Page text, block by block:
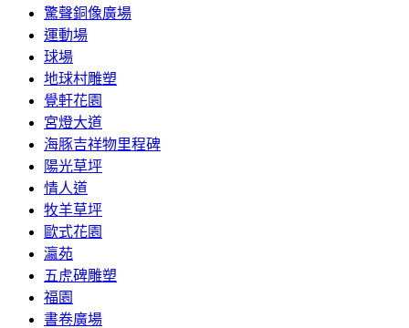
驚聲銅像廣場
運動場
球場
地球村雕塑
覺軒花園
宮燈大道
海豚吉祥物里程碑
陽光草坪
情人道
牧羊草坪
歐式花園
瀛苑
五虎碑雕塑
福園
書卷廣場